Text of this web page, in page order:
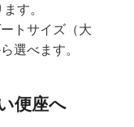
す。
トサイズ（大
選べます。
便座へ